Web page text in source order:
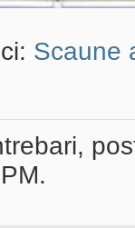
Scaune